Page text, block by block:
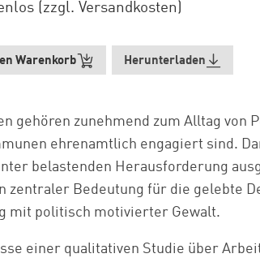
(zzgl. Versandkosten)
Warenkorb Herunterladen
gehören zunehmend zum Alltag von
ehrenamtlich engagiert sind.
belastenden Herausforderung
zentraler Bedeutung für die gelebte
mit politisch motivierter Gewalt.
einer qualitativen Studie über